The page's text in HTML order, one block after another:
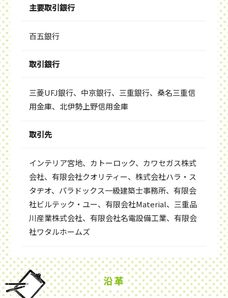
主要取引銀行
百五銀行
取引銀行
三菱UFJ銀行、中京銀行、三重銀行、桑名三重信
用金庫、北伊勢上野信用金庫
取引先
インテリア宮地、カトーロック、カワセガス株式
会社、有限会社クオリティー、株式会社ハラ・ス
タヂオ、パラドックス一級建築士事務所、有限会
社ビルテック・ユー、有限会社Material、三重品
川産業株式会社、有限会社名電設備工業、有限会
社ワタルホームズ
沿革